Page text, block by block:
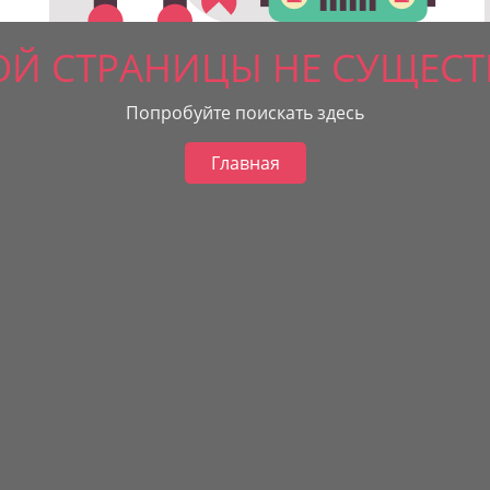
СТРАНИЦЫ НЕ
Попробуйте поискать здесь
Главная